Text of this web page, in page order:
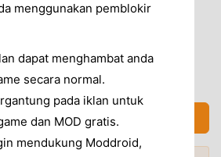
also the unique supporting
book at the bar and add various
your friends and become
environment and other
contact/faq_list/1531*
this app in the operating
in the link above. Even if you use it
the app may not work
(MOD, Tidak terkunci)
APK (147.50MB)
menggunakan pemblokir
dapat menghambat anda
secara normal.
pada iklan untuk
dan MOD gratis.
mendukung Moddroid,